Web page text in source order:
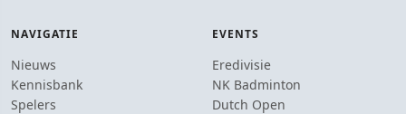
NAVIGATIE
Nieuws
Kennisbank
Spelers
EVENTS
Eredivisie
NK Badminton
Dutch Open